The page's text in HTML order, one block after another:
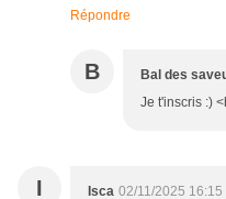
Répondre
B Bal des
Je t'inscris :)
I Isca 02/11/2025 16:15